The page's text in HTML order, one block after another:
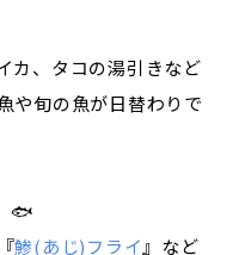
カ、タコの湯引きなど
や旬の魚が日替わりで
🐟
鯵(あじ)フライ』など